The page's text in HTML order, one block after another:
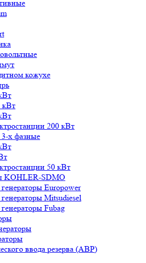
кожухе
кВт
200 кВт
х фазные
50 кВт
KOHLER-SDMO
Europower
Mitsudiesel
Fubag
ввода резерва (АВР)